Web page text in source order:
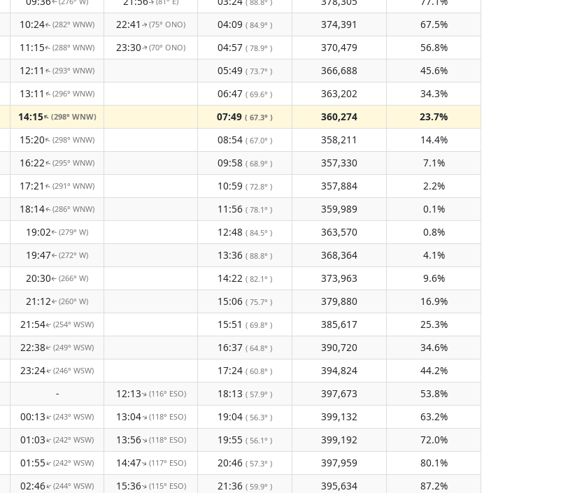
10:24↑(282° WNW) 22:41 ↑(75° ONO) 04:09 ( 84.9° ) 374,391
67.5%
11:15↑(288° WNW) 23:30↑(70° ONO) 04:57 ( 78.9° ) 370,479
56.8%
12:11 ↑(293° WNW) 05:49 ( 73.7° ) 366,688
45.6%
13:11 ↑(296° WNW) 06:47 ( 69.6° ) 363,202
34.3%
14:15↑(298° WNW) 07:49 ( 67.3° ) 360,274
23.7%
15:20↑(298° WNW) 08:54 ( 67.0° ) 358,211
14.4%
16:22↑(295° WNW) 09:58 ( 68.9° ) 357,330
7.1%
17:21 ↑(291° WNW) 10:59 ( 72.8° ) 357,884
2.2%
18:14↑(286° WNW) 11:56 ( 78.1° ) 359,989
0.1%
19:02↑(279° W) 12:48 ( 84.5° ) 363,570
0.8%
19:47↑(272° W) 13:36 ( 88.8° ) 368,364
4.1%
20:30↑(266° W) 14:22 ( 82.1° ) 373,963
9.6%
21:12↑(260° W) 15:06 ( 75.7° ) 379,880
16.9%
21:54↑(254° WSW) 15:51 ( 69.8° ) 385,617
25.3%
22:38↑(249° WSW) 16:37 ( 64.8° ) 390,720
34.6%
23:24↑(246° WSW) 17:24 ( 60.8° ) 394,824
44.2%
- 12:13↑(116° ESO) 18:13 ( 57.9° ) 397,673
53.8%
00:13↑(243° WSW) 13:04↑(118° ESO) 19:04 ( 56.3° ) 399,132
63.2%
01:03↑(242° WSW) 13:56↑(118° ESO) 19:55 ( 56.1° ) 399,192
72.0%
01:55↑(242° WSW) 14:47↑(117° ESO) 20:46 ( 57.3° ) 397,959
80.1%
02:46↑(244° WSW) 15:36↑(115° ESO) 21:36 ( 59.9° ) 395,634
87.2%